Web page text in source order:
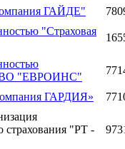
ГАЙДЕ"
"Страховая
"ЕВРОИНС"
ГАРДИЯ»
страхования "РТ -